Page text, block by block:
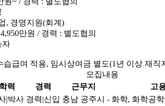
, 경영지원(회계)
만원 / 경력 : 별도협의
자
습급여 적용, 임시상여금 별도(1년 이상 재직
모집내용
학력 경력 근무지 고
|박사 경력|신입 충남 공주시 - 화학, 화학공